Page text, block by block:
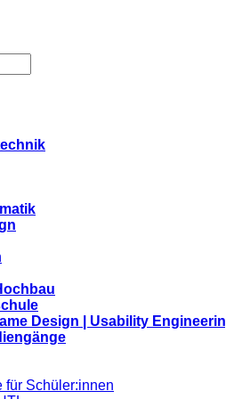
Design | Usability
für Schüler:innen